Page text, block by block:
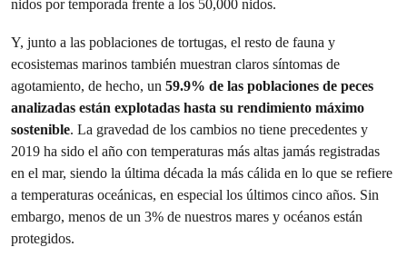
nidos por temporada frente a los 50,000 nidos.
Y, junto a las poblaciones de tortugas, el resto de fauna y
ecosistemas marinos también muestran claros síntomas de
agotamiento, de hecho, un 59.9% de las poblaciones de peces
analizadas están explotadas hasta su rendimiento máximo
sostenible. La gravedad de los cambios no tiene precedentes y
2019 ha sido el año con temperaturas más altas jamás registradas
en el mar, siendo la última década la más cálida en lo que se refiere
a temperaturas oceánicas, en especial los últimos cinco años. Sin
embargo, menos de un 3% de nuestros mares y océanos están
protegidos.